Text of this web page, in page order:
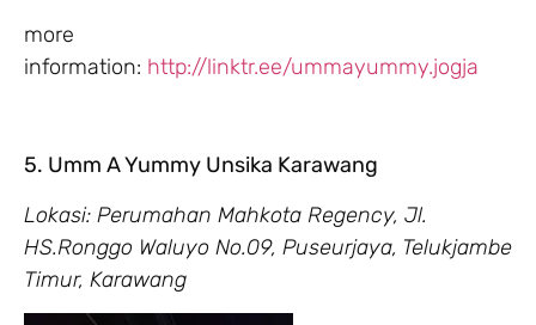
more
information: http://linktr.ee/ummayummy.jogja
5. Umm A Yummy Unsika Karawang
Lokasi: Perumahan Mahkota Regency, Jl.
HS.Ronggo Waluyo No.09, Puseurjaya, Telukjambe
Timur, Karawang